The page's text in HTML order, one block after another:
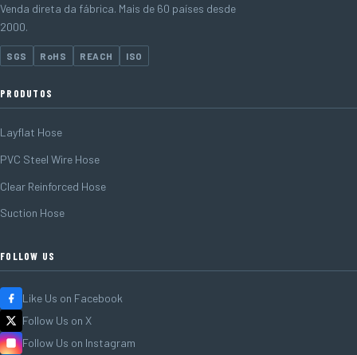
Venda direta da fábrica. Mais de 60 países desde
2000.
SGS RoHS REACH ISO
PRODUTOS
Layflat Hose
PVC Steel Wire Hose
Clear Reinforced Hose
Suction Hose
FOLLOW US
Like Us on Facebook
Follow Us on X
Follow Us on Instagram